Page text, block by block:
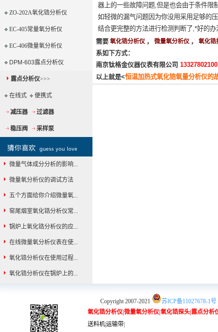
ZO-202A氧化锆分析仪
EC-405常量氧分析仪
EC-406微量氧分析仪
DPM-603露点分析仪
露点分析仪>>>
在线式 便携式
减压器 过滤器
稳压阀 采样泵
微量气体成分分析的影响...
微量氧分析仪的调试方法
五个方面给你介绍微量氧...
窑尾烟室氧化锆分析仪常...
锅炉上氧化锆分析仪的应...
在线微量氧分析仪表在使...
氧化锆分析仪在使用过程...
氧化锆分析仪在锅炉上的...
器上的一些故障问题,但是也会由于条件限
如轻微的漏气问题因为你没用采用足够的
结合更完整的方法进行检测判断了,*好的
需要 氧化锆分析仪 ， 微量氧分析仪 ， 氧化锆
系如下方式：
南京钛格金仪器仪表有限公司
以上就是<恒温加热式氧化锆氧量分析仪的
Copyright 2007-2021
苏ICP备11027678-1号
氧化锆分析仪 微量氧分析仪 氧化锆探头 露点分析
送料机运输带